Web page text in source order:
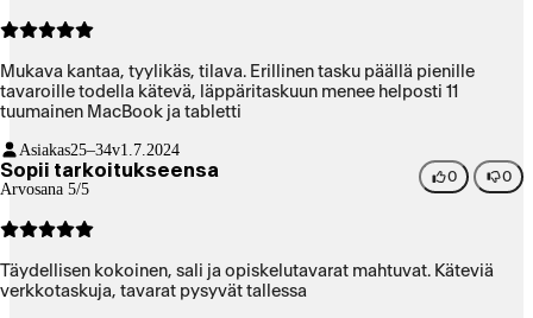
Mukava kantaa, tyylikäs, tilava. Erillinen tasku päällä pienille
tavaroille todella kätevä, läppäritaskuun menee helposti 11
tuumainen MacBook ja tabletti
Asiakas25–34v1.7.2024
Sopii tarkoitukseensa
Arvosana 5/5
0 0
Täydellisen kokoinen, sali ja opiskelutavarat mahtuvat. Käteviä
verkkotaskuja, tavarat pysyvät tallessa